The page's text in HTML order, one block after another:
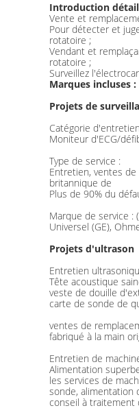
Introduction
Vente et
Pour détecter et
rotatoire ;
Vendant et
rotatoire ;
Surveillez
Marques incluses :
Projets de
Catégorie
Moniteur d'ECG/
Type de service :
Entretien, ventes
britannique de
Plus de 90% du
Marque de service
Universel (GE),
Projets d'ultrason
Entretien
Tête acoustique
veste de douille
carte de sonde de
ventes de
fabriqué à la main
Entretien de
Alimentation
les services de
sonde, alimentation
conseil à traitement